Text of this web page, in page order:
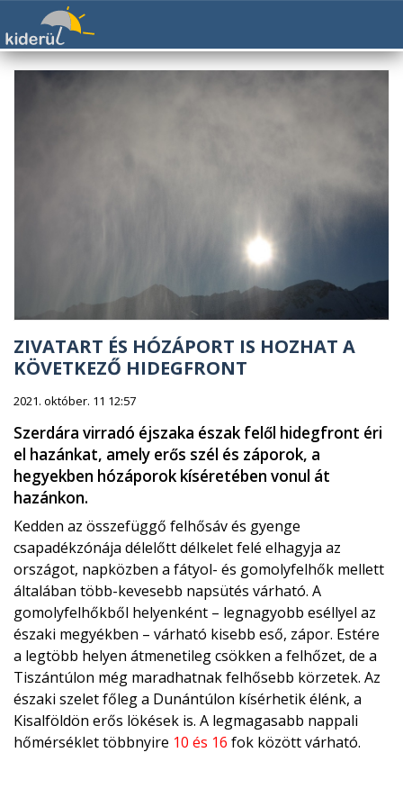
ZIVATART ÉS HÓZÁPORT IS HOZHAT A
KÖVETKEZŐ HIDEGFRONT
2021. október. 11 12:57
Szerdára virradó éjszaka észak felől hidegfront éri
el hazánkat, amely erős szél és záporok, a
hegyekben hózáporok kíséretében vonul át
hazánkon.
Kedden az összefüggő felhősáv és gyenge
csapadékzónája délelőtt délkelet felé elhagyja az
országot, napközben a fátyol- és gomolyfelhők mellett
általában több-kevesebb napsütés várható. A
gomolyfelhőkből helyenként – legnagyobb eséllyel az
északi megyékben – várható kisebb eső, zápor. Estére
a legtöbb helyen átmenetileg csökken a felhőzet, de a
Tiszántúlon még maradhatnak felhősebb körzetek. Az
északi szelet főleg a Dunántúlon kísérhetik élénk, a
Kisalföldön erős lökések is. A legmagasabb nappali
hőmérséklet többnyire 10 és 16 fok között várható.